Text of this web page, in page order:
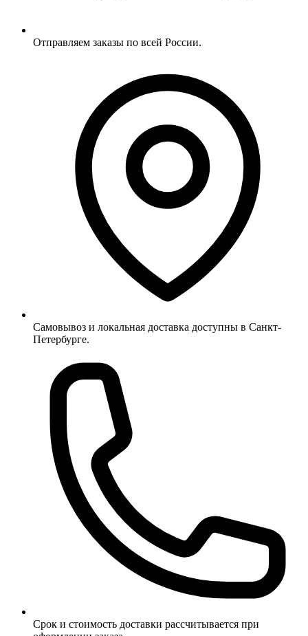
Отправляем заказы по всей России.
Самовывоз и локальная доставка доступны в Санкт-
Петербурге.
Срок и стоимость доставки рассчитывается при